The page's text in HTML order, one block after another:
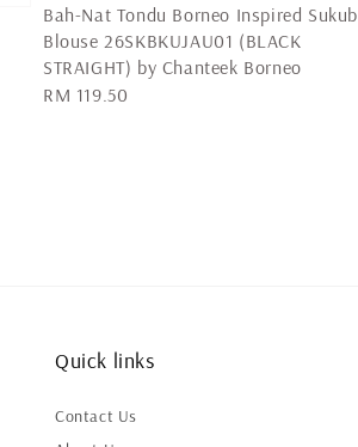
Bah-Nat Tondu Borneo Inspired Sukub
Blouse 26SKBKUJAU01 (BLACK
STRAIGHT) by Chanteek Borneo
Regular
RM 119.50
Quick links
Contact Us